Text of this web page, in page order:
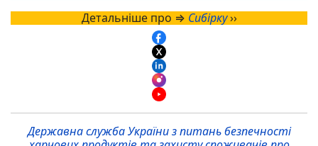
Детальніше про ⇒ Сибірку››
Державна служба України з питань безпечності